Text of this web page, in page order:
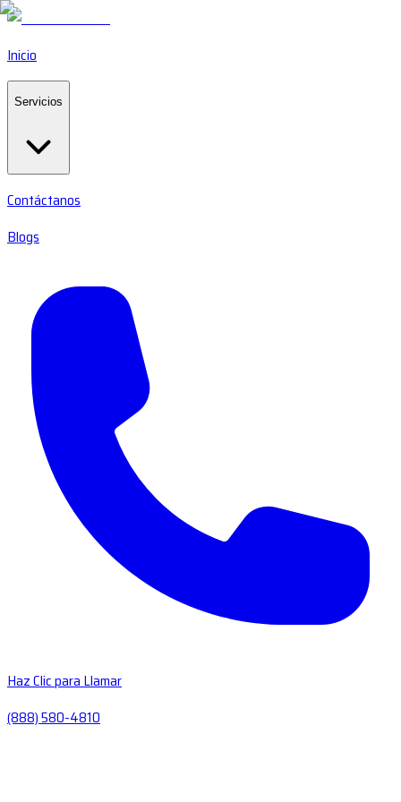
Inicio
Servicios
Contáctanos
Blogs
Haz Clic para Llamar
(888) 580-4810